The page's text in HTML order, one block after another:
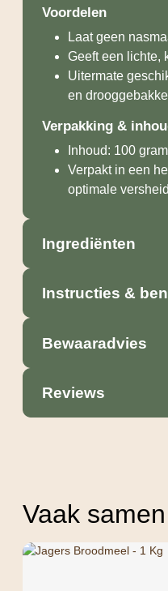
Voordelen
Laat geen
Geeft een lichte,
Uitermate
en
Verpakking &
Inhoud: 100 gram
Verpakt in een
optimale versheid
Ingrediënten
Instructies &
Bewaaradvies
Reviews
Vaak